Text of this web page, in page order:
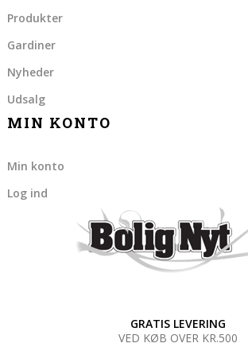
Produkter
Gardiner
Nyheder
Udsalg
MIN KONTO
Min konto
Log ind
GRATIS LEVERING
VED KØB OVER KR.500